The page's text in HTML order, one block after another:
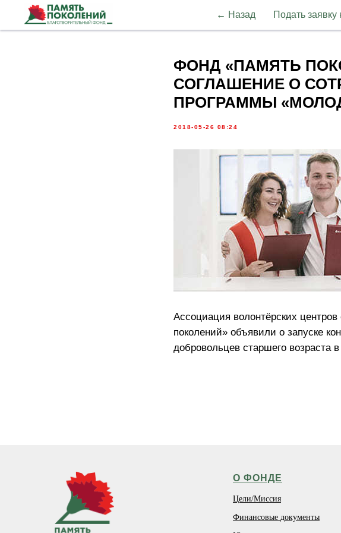
← Назад Подать
ФОНД «ПАМЯТЬ
СОГЛАШЕНИЕ О
ПРОГРАММЫ
2018-05-26 08:24
Ассоциация волонтёрских
поколений» объявили о запуске
добровольцев старшего возраста
О ФОНДЕ
Цели/Миссия
Финансовые документы